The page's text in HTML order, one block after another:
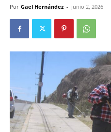
Por Gael Hernández - junio 2, 2026